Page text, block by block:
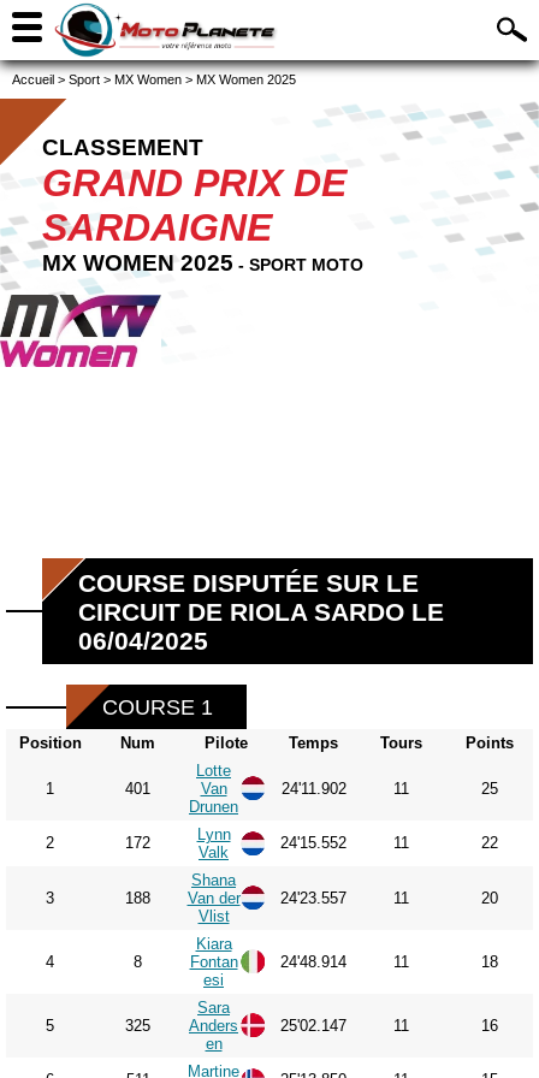
Accueil > Sport > MX Women > MX Women 2025
CLASSEMENT
GRAND PRIX DE
SARDAIGNE
MX WOMEN 2025 - SPORT MOTO
COURSE DISPUTÉE SUR LE
CIRCUIT DE RIOLA SARDO LE
06/04/2025
COURSE 1
Position Num Pilote Temps Tours Points
1 401
Lotte
Van
Drunen
24'11.902 11 25
2 172
Lynn
Valk
24'15.552 11 22
3 188
Shana
Van der
Vlist
24'23.557 11 20
4 8
Kiara
Fontan
esi
24'48.914 11 18
5 325
Sara
Anders
en
25'02.147 11 16
Martine